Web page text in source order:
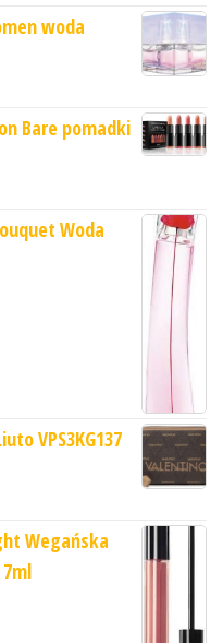
woda
Bare pomadki
Woda
VPS3KG137
Wegańska